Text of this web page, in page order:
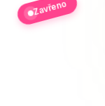
Zavřeno